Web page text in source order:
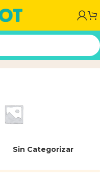
Sin Categorizar